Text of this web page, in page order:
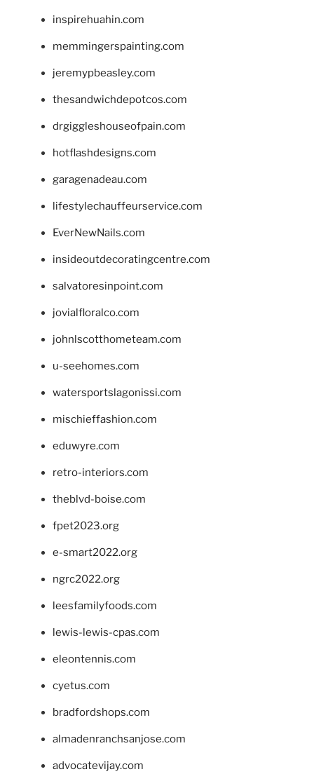
inspirehuahin.com
memmingerspainting.com
jeremypbeasley.com
thesandwichdepotcos.com
drgiggleshouseofpain.com
hotflashdesigns.com
garagenadeau.com
lifestylechauffeurservice.com
EverNewNails.com
insideoutdecoratingcentre.com
salvatoresinpoint.com
jovialfloralco.com
johnlscotthometeam.com
u-seehomes.com
watersportslagonissi.com
mischieffashion.com
eduwyre.com
retro-interiors.com
theblvd-boise.com
fpet2023.org
e-smart2022.org
ngrc2022.org
leesfamilyfoods.com
lewis-lewis-cpas.com
eleontennis.com
cyetus.com
bradfordshops.com
almadenranchsanjose.com
advocatevijay.com